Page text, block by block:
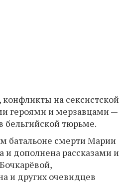
на сексистской
героями и мерзавцами —
бельгийской тюрьме.
батальоне смерти Марии
и дополнена рассказами и
и других очевидцев